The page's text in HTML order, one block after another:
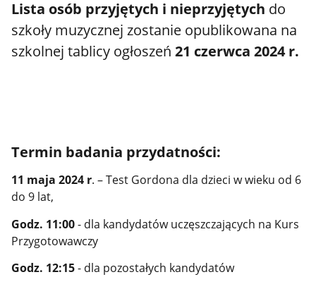
Lista osób przyjętych i nieprzyjętych do
szkoły muzycznej zostanie opublikowana na
szkolnej tablicy ogłoszeń21 czerwca 2024 r.
Termin badania przydatności:
11 maja 2024 r. – Test Gordona dla dzieci w wieku od 6
do 9 lat,
Godz. 11:00- dla kandydatów uczęszczających na Kurs
Przygotowawczy
Godz. 12:15- dla pozostałych kandydatów